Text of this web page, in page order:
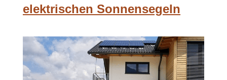
elektrischen Sonnensegeln